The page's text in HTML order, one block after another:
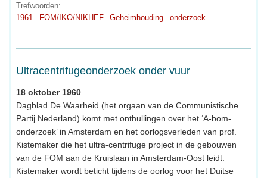
Trefwoorden:
1961
FOM/IKO/NIKHEF Geheimhouding onderzoek
Ultracentrifugeonderzoek onder vuur
18 oktober 1960
Dagblad De Waarheid (het orgaan van de Communistische
Partij Nederland) komt met onthullingen over het ‘A-bom-
onderzoek’ in Amsterdam en het oorlogsverleden van prof.
Kistemaker die het ultra-centrifuge project in de gebouwen
van de FOM aan de Kruislaan in Amsterdam-Oost leidt.
Kistemaker wordt beticht tijdens de oorlog voor het Duitse